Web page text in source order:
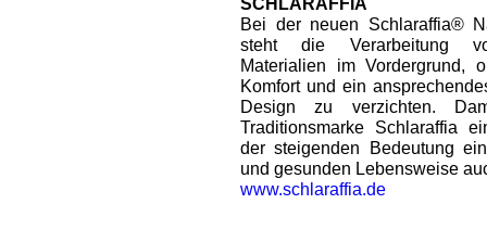
Bei der neuen Schlaraffia®
steht die Verarbeitung
Materialien im Vordergrund,
Komfort und ein
Design zu verzichten.
Traditionsmarke Schlaraffia
der steigenden Bedeutung
und gesunden Lebensweise
www.schlaraffia.de